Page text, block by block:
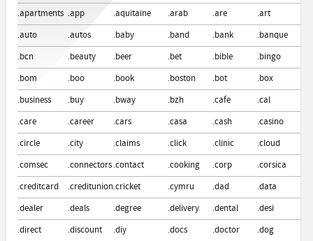
.apartments .app .aquitaine .arab .are .art
.auto
.autos .baby .band .bank .banque
.bcn
.beauty .beer .bet .bible .bingo
.bom
.boo .book .boston .bot .box
.business
.buy .bway .bzh .cafe .cal
.care
.career .cars .casa .cash .casino
.circle
.city .claims .click .clinic .cloud
.comsec
.connectors.contact .cooking .corp .corsica
.creditcard
.creditunion.cricket .cymru .dad .data
.dealer
.deals .degree .delivery .dental .desi
.direct
.discount .diy .docs .doctor .dog